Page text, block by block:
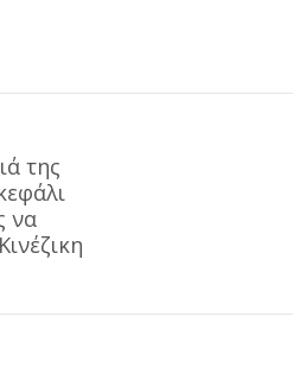
της
να